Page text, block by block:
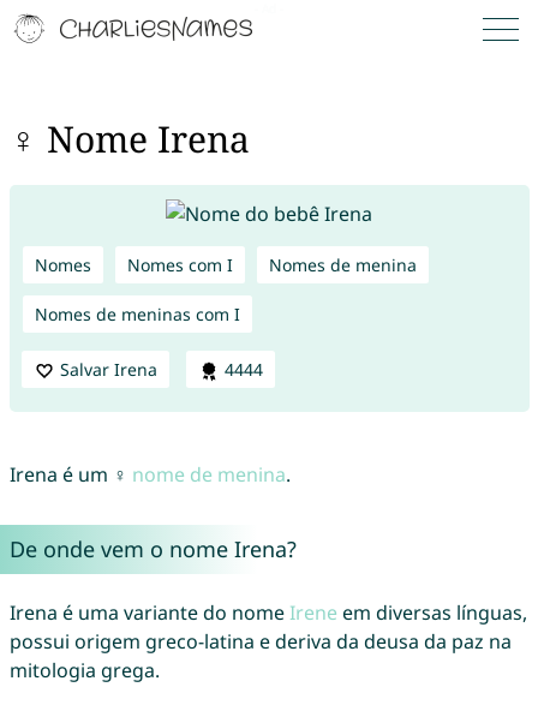
♀ Nome Irena
Nomes Nomes com I Nomes de menina
Nomes de meninas com I
Salvar Irena 4444
Irena é um ♀ nome de menina.
De onde vem o nome Irena?
Irena é uma variante do nomeIrene em diversas línguas,
possui origem greco-latina e deriva da deusa da paz na
mitologia grega.